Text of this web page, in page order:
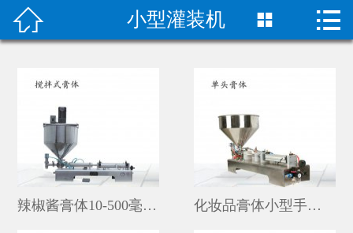
 首页
产品中心
荣誉资质
 小型灌装机  
辣椒酱膏体10-500毫升小型灌装机价格 化妆品膏体小型手动瓶装称重灌装机设备